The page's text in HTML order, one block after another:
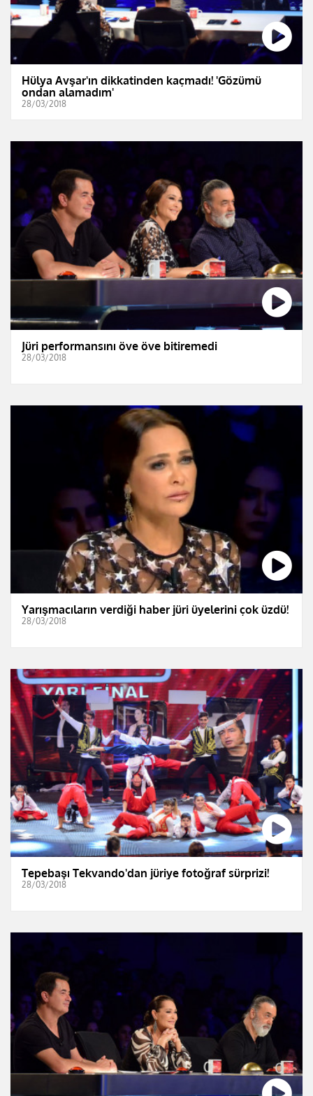
Hülya Avşar'ın dikkatinden kaçmadı! 'Gözümü
ondan alamadım'
28/03/2018
Jüri performansını öve öve bitiremedi
28/03/2018
Yarışmacıların verdiği haber jüri üyelerini çok üzdü!
28/03/2018
Tepebaşı Tekvando'dan jüriye fotoğraf sürprizi!
28/03/2018